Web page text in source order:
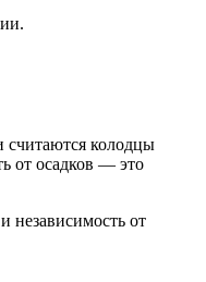
считаются колодцы
от осадков — это
независимость от